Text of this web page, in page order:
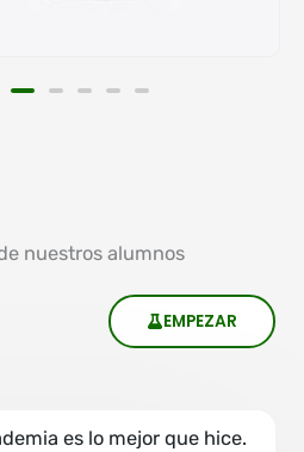
nuestros alumnos
EMPEZAR
es lo mejor que hice.